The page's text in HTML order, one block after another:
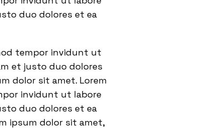
duo dolores et ea
tempor invidunt ut
et justo duo dolores
dolor sit amet. Lorem
invidunt ut labore
duo dolores et ea
ipsum dolor sit amet,